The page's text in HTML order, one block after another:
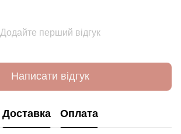
Додайте перший відгук
Написати відгук
Доставка Оплата